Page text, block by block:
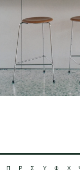
Π Ρ Σ Υ Φ Χ